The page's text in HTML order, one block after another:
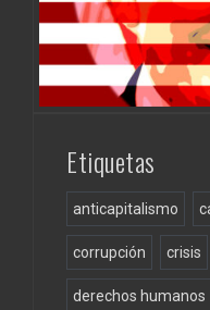
Etiquetas
anticapitalismo
corrupción crisis
derechos humanos